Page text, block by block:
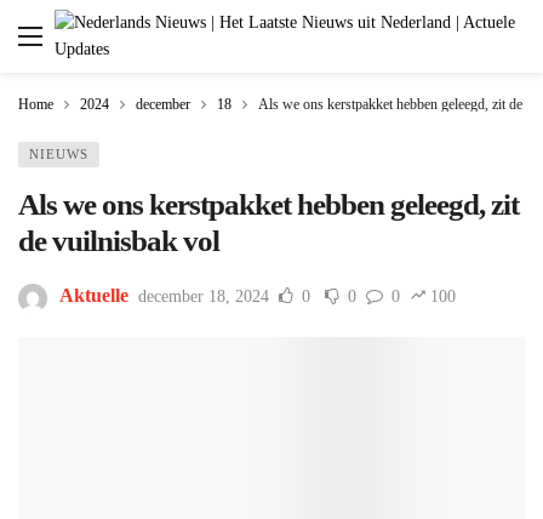
Home 2024 december 18 Als we ons kerstpakket hebben geleegd, zit de
NIEUWS
Als we ons kerstpakket hebben geleegd, zit
de vuilnisbak vol
Aktuelle december 18, 2024 0 0 0 100